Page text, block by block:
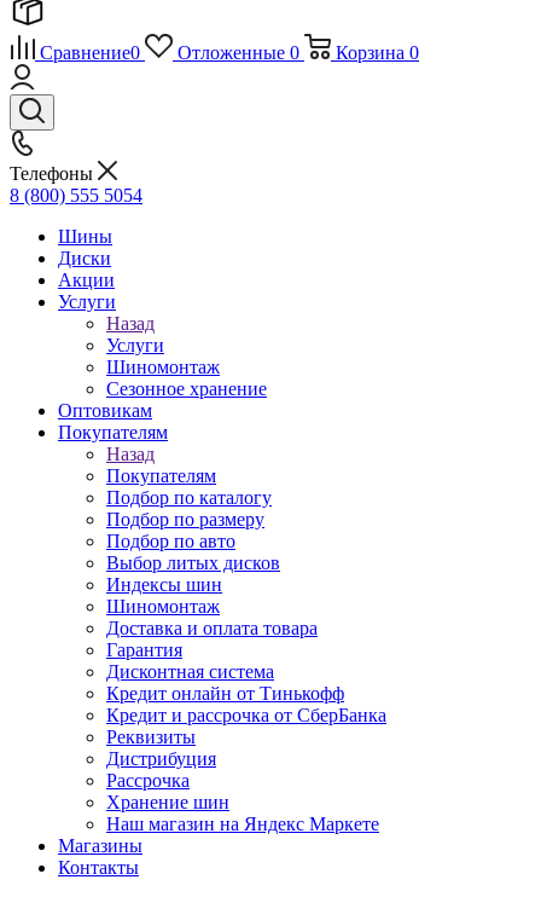
Сравнение0 Отложенные 0 Корзина 0
Телефоны
8 (800) 555 5054
Шины
Диски
Акции
Услуги
Назад
Услуги
Шиномонтаж
Сезонное хранение
Оптовикам
Покупателям
Назад
Покупателям
Подбор по каталогу
Подбор по размеру
Подбор по авто
Выбор литых дисков
Индексы шин
Шиномонтаж
Доставка и оплата товара
Гарантия
Дисконтная система
Кредит онлайн от Тинькофф
Кредит и рассрочка от СберБанка
Реквизиты
Дистрибуция
Рассрочка
Хранение шин
Наш магазин на Яндекс Маркете
Магазины
Контакты